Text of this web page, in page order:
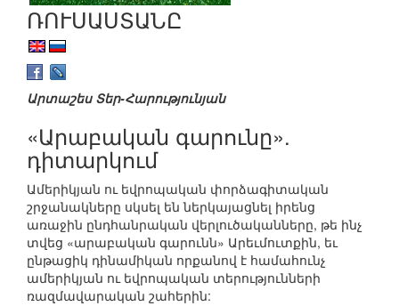
ՌՈՒՍԱՍՏԱՆԸ
Արտաշես Տեր-Հարությունյան
«Արաբական գարունը».
դիտարկում
Ամերիկյան ու եվրոպական փորձագիտական
շրջանակները սկսել են ներկայացնել իրենց
առաջին ընդհանրական վերլուծականները, թե ինչ
տվեց «արաբական գարունն» Արեւմուտքին, եւ
ընթացիկ դինամիկան որքանով է համահունչ
ամերիկյան ու եվրոպական տերությունների
ռազմավարական շահերին: